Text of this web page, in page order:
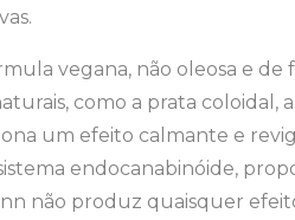
vegana, não oleosa e
como a prata
um efeito calmante e
endocanabinóide,
não produz quaisquer